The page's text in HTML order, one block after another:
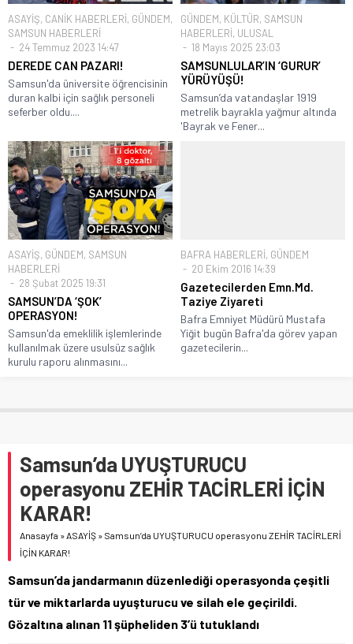
ASAYİŞ, CANİK HABERLERİ, GÜNDEM,
SAMSUN HABERLERİ
24 Temmuz 2023 14:47
DEREDE CAN PAZARI!
Samsun'da üniversite öğrencisinin
duran kalbi için sağlık personeli
seferber oldu....
GÜNDEM, KÜLTÜR, SAMSUN
HABERLERİ, ULUSAL
18 Mayıs 2025 23:03
SAMSUNLULAR’IN ‘GURUR’
YÜRÜYÜŞÜ!
Samsun’da vatandaşlar 1919
metrelik bayrakla yağmur altında
'Bayrak ve Fener...
ASAYİŞ, GÜNDEM, SAMSUN
HABERLERİ
28 Şubat 2025 19:31
SAMSUN’DA ‘ŞOK’
OPERASYON!
Samsun'da emeklilik işlemlerinde
kullanılmak üzere usulsüz sağlık
kurulu raporu alınmasını...
BAFRA HABERLERİ, GÜNDEM
20 Ekim 2016 14:39
Gazetecilerden Emn.Md.
Taziye Ziyareti
Bafra Emniyet Müdürü Mustafa
Yiğit bugün Bafra'da görev yapan
gazetecilerin...
Samsun’da UYUŞTURUCU
operasyonu ZEHİR TACİRLERİ İÇİN
KARAR!
Anasayfa »ASAYİŞ » Samsun’da UYUŞTURUCU operasyonu ZEHİR TACİRLERİ
İÇİN KARAR!
Samsun’da jandarmanın düzenlediği operasyonda çeşitli
tür ve miktarlarda uyuşturucu ve silah ele geçirildi.
Gözaltına alınan 11 şüpheliden 3’ü tutuklandı